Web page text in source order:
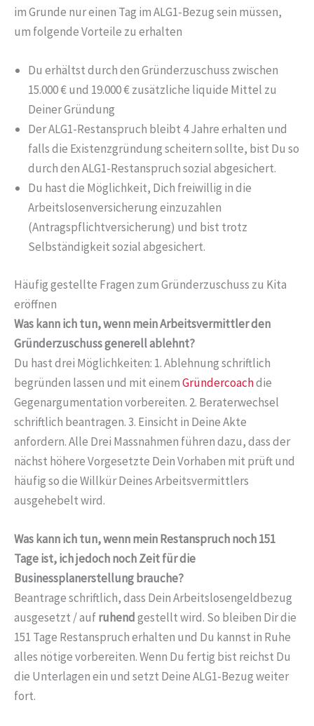
im Grunde nur einen Tag im ALG1-Bezug sein müssen,
um folgende Vorteile zu erhalten
Du erhältst durch den Gründerzuschuss zwischen
15.000 € und 19.000 € zusätzliche liquide Mittel zu
Deiner Gründung
Der ALG1-Restanspruch bleibt 4 Jahre erhalten und
falls die Existenzgründung scheitern sollte, bist Du so
durch den ALG1-Restanspruch sozial abgesichert.
Du hast die Möglichkeit, Dich freiwillig in die
Arbeitslosenversicherung einzuzahlen
(Antragspflichtversicherung) und bist trotz
Selbständigkeit sozial abgesichert.
Häufig gestellte Fragen zum Gründerzuschuss zu Kita
eröffnen
Was kann ich tun, wenn mein Arbeitsvermittler den
Gründerzuschuss generell ablehnt?
Du hast drei Möglichkeiten: 1. Ablehnung schriftlich
begründen lassen und mit einemGründercoachdie
Gegenargumentation vorbereiten. 2. Beraterwechsel
schriftlich beantragen. 3. Einsicht in Deine Akte
anfordern. Alle Drei Massnahmen führen dazu, dass der
nächst höhere Vorgesetzte Dein Vorhaben mit prüft und
häufig so die Willkür Deines Arbeitsvermittlers
ausgehebelt wird.
Was kann ich tun, wenn mein Restanspruch noch 151
Tage ist, ich jedoch noch Zeit für die
Businessplanerstellung brauche?
Beantrage schriftlich, dass Dein Arbeitslosengeldbezug
ausgesetzt / aufruhendgestellt wird. So bleiben Dir die
151 Tage Restanspruch erhalten und Du kannst in Ruhe
alles nötige vorbereiten. Wenn Du fertig bist reichst Du
die Unterlagen ein und setzt Deine ALG1-Bezug weiter
fort.